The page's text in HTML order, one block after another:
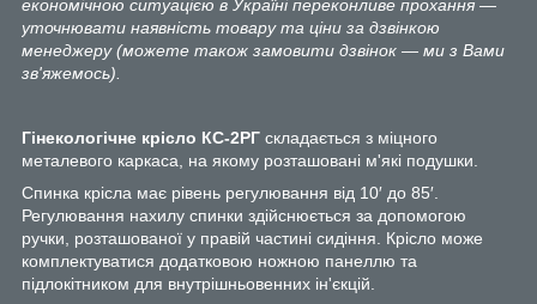
економічною ситуацією в Україні переконливе прохання —
уточнювати наявність товару та ціни за дзвінкою
менеджеру (можете також замовити дзвінок — ми з Вами
зв'яжемось).
Гінекологічне крісло КС-2РГ складається з міцного
металевого каркаса, на якому розташовані м'які подушки.
Спинка крісла має рівень регулювання від 10′ до 85′.
Регулювання нахилу спинки здійснюється за допомогою
ручки, розташованої у правій частині сидіння. Крісло може
комплектуватися додатковою ножною панеллю та
підлокітником для внутрішньовенних ін'єкцій.